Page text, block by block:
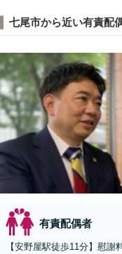
七尾市から近い有責配
有責配偶者
【安野屋駅徒歩11分】慰